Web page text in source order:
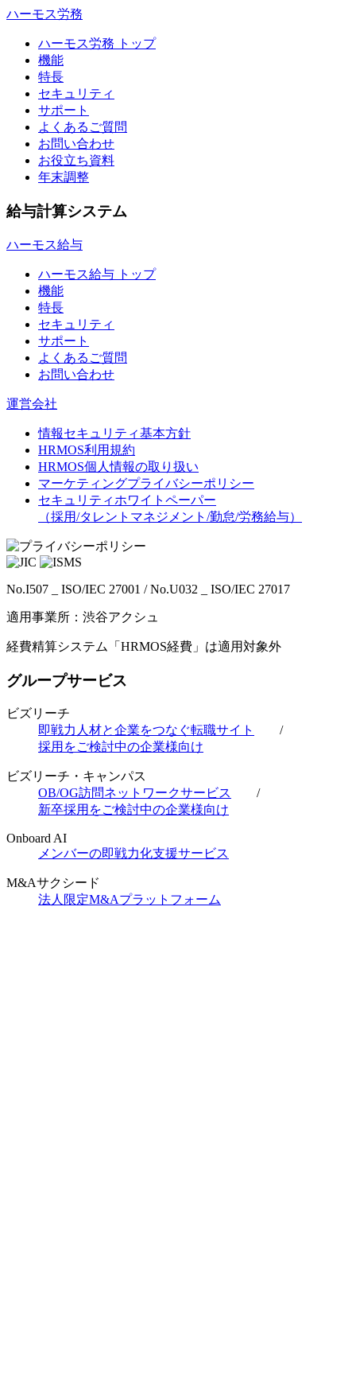
ハーモス労務
ハーモス労務 トップ
機能
特長
セキュリティ
サポート
よくあるご質問
お問い合わせ
お役立ち資料
年末調整
給与計算システム
ハーモス給与
ハーモス給与 トップ
機能
特長
セキュリティ
サポート
よくあるご質問
お問い合わせ
運営会社
情報セキュリティ基本方針
HRMOS利用規約
HRMOS個人情報の取り扱い
マーケティングプライバシーポリシー
セキュリティホワイトペーパー
（採用/タレントマネジメント/勤怠/労務給与）
No.I507 _ ISO/IEC 27001 / No.U032 _ ISO/IEC 27017
適用事業所：渋谷アクシュ
経費精算システム「HRMOS経費」は適用対象外
グループサービス
ビズリーチ
即戦力人材と企業をつなぐ転職サイト
/
採用をご検討中の企業様向け
ビズリーチ・キャンパス
OB/OG訪問ネットワークサービス
/
新卒採用をご検討中の企業様向け
Onboard AI
メンバーの即戦力化支援サービス
M&Aサクシード
法人限定M&Aプラットフォーム